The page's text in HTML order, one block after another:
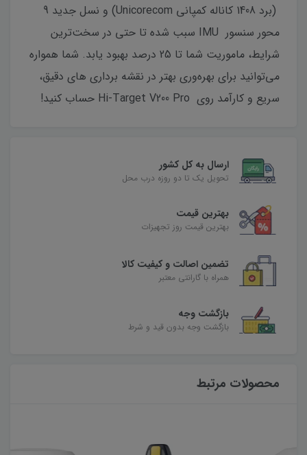
(برد 1408 کاناله کمپانی Unicorecom) و نسل جدید 9
محور سنسور IMU سبب شده تا حتی در سخت‌ترین
شرایط، ماموریت شما تا 25 درصد بهبود یابد. شما همواره
می‌توانید برای بهره‌وری بهتر در نقشه برداری های دقیق،
سریع و کارآمد روی Hi-Target V200 Pro حساب کنید!
ارسال به کل کشور
تحویل یک تا دو روزه درب محل
بهترین قیمت
بهترین قیمت روز تجهیزات
تضمین اصالت و کیفیت کالا
همراه با گارانتی معتبر
بازگشت وجه
بازگشت وجه بدون قید و شرط
محصولات مرتبط